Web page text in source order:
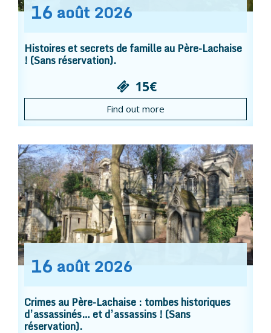
16 août 2026
Histoires et secrets de famille au Père-Lachaise
! (Sans réservation).
15€
Find out more
16 août 2026
Crimes au Père-Lachaise : tombes historiques
d’assassinés… et d’assassins ! (Sans
réservation).